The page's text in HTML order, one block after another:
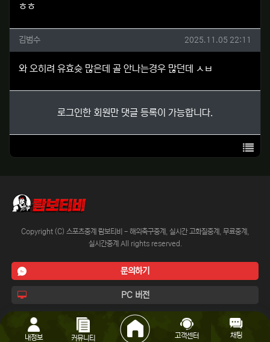
ㅎㅎ
김범수님의 댓글
김범수 작성일
2025.11.05 22:11
와 오히려 유효슛 많은데 골 안나는경우 많던데 ㅅㅂ
로그인한 회원만 댓글 등록이 가능합니다.
목록
Copyright (C) 스포츠중계 람보티비 - 해외축구중계, 실시간 고화질중계, 무료중계,
실시간중계 All rights reserved.
문의하기
PC 버전
내정보 커뮤니티 고객센터 채팅